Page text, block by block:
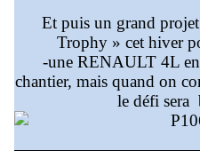
Et puis un grand
Trophy » cet hiver
-une RENAULT 4L
chantier, mais quand on
le défi sera